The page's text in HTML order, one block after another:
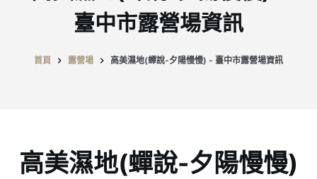
臺中市露營場資訊
首頁 露營場 高美濕地(蟬說-夕陽慢慢) - 臺中市露營場資訊
高美濕地(蟬說-夕陽慢慢)